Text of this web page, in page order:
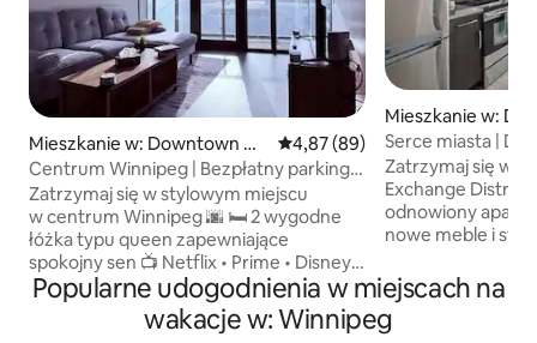
Mieszkanie w: Downtown Wi
nnipeg
Średnia ocena: 4,87 na 5,
4,87 (89)
Centrum Winnipeg | Bezpłatny parking!
+ Siłownia + taras
Zatrzymaj się w stylowym miejscu
w centrum Winnipeg 🌆 🛏 2 wygodne
łóżka typu queen zapewniające
spokojny sen 📺 Netflix • Prime • Disney+
na smart TV 💪 Dostęp do siłowni + salon
na dachu z widokiem na miasto 🔥 Strefa
grillowania na tarasie na chłodne
Mieszkanie w:
nnipeg
Serce miasta |
District
Zatrzymaj się w
Exchange
odnowiony
nowe meble i
kilka kroków od
The Forks,
i kilku
Popularne udogodnienia w miejscach na
wakacje w: Winnipeg